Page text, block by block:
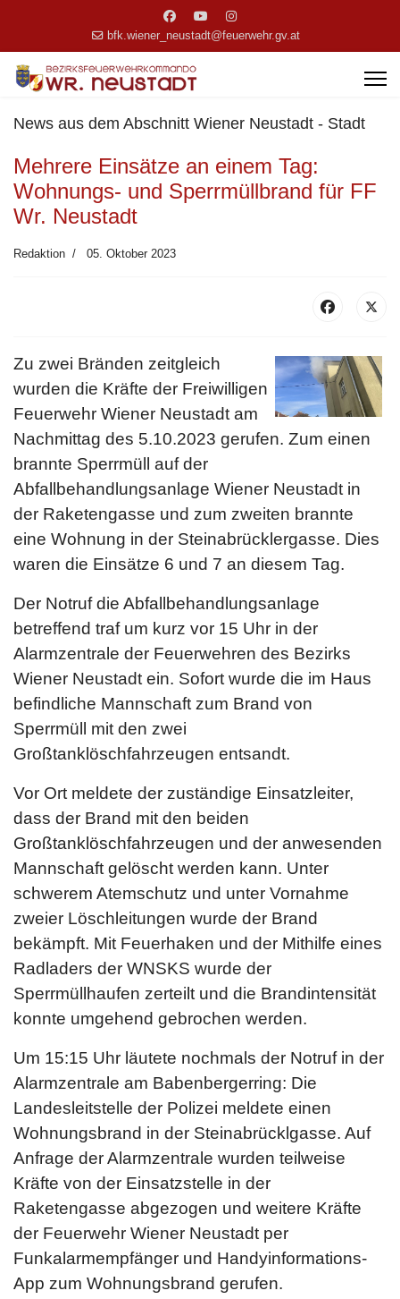
bfk.wiener_neustadt@feuerwehr.gv.at
News aus dem Abschnitt Wiener Neustadt - Stadt
Mehrere Einsätze an einem Tag:
Wohnungs- und Sperrmüllbrand für FF
Wr. Neustadt
Redaktion 05. Oktober 2023
Zu zwei Bränden zeitgleich
wurden die Kräfte der Freiwilligen
Feuerwehr Wiener Neustadt am
Nachmittag des 5.10.2023 gerufen. Zum einen
brannte Sperrmüll auf der
Abfallbehandlungsanlage Wiener Neustadt in
der Raketengasse und zum zweiten brannte
eine Wohnung in der Steinabrücklergasse. Dies
waren die Einsätze 6 und 7 an diesem Tag.
Der Notruf die Abfallbehandlungsanlage
betreffend traf um kurz vor 15 Uhr in der
Alarmzentrale der Feuerwehren des Bezirks
Wiener Neustadt ein. Sofort wurde die im Haus
befindliche Mannschaft zum Brand von
Sperrmüll mit den zwei
Großtanklöschfahrzeugen entsandt.
Vor Ort meldete der zuständige Einsatzleiter,
dass der Brand mit den beiden
Großtanklöschfahrzeugen und der anwesenden
Mannschaft gelöscht werden kann. Unter
schwerem Atemschutz und unter Vornahme
zweier Löschleitungen wurde der Brand
bekämpft. Mit Feuerhaken und der Mithilfe eines
Radladers der WNSKS wurde der
Sperrmüllhaufen zerteilt und die Brandintensität
konnte umgehend gebrochen werden.
Um 15:15 Uhr läutete nochmals der Notruf in der
Alarmzentrale am Babenbergerring: Die
Landesleitstelle der Polizei meldete einen
Wohnungsbrand in der Steinabrücklgasse. Auf
Anfrage der Alarmzentrale wurden teilweise
Kräfte von der Einsatzstelle in der
Raketengasse abgezogen und weitere Kräfte
der Feuerwehr Wiener Neustadt per
Funkalarmempfänger und Handyinformations-
App zum Wohnungsbrand gerufen.